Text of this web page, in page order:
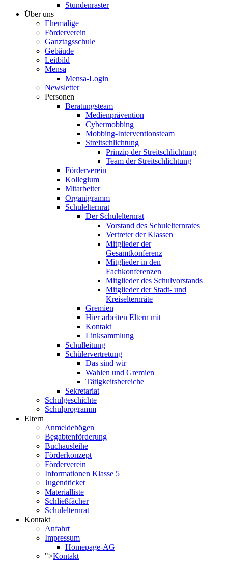
Stundenraster
Über uns
Ehemalige
Förderverein
Ganztagsschule
Gebäude
Leitbild
Mensa
Mensa-Login
Newsletter
Personen
Beratungsteam
Medienprävention
Cybermobbing
Mobbing-Interventionsteam
Streitschlichtung
Prinzip der Streitschlichtung
Team der Streitschlichtung
Förderverein
Kollegium
Mitarbeiter
Organigramm
Schulelternrat
Der Schulelternrat
Vorstand des Schulelternrates
Vertreter der Klassen
Mitglieder der
Gesamtkonferenz
Mitglieder in den
Fachkonferenzen
Mitglieder des Schulvorstands
Mitglieder der Stadt- und
Kreiselternräte
Gremien
Hier arbeiten Eltern mit
Kontakt
Linksammlung
Schulleitung
Schülervertretung
Das sind wir
Wahlen und Gremien
Tätigkeitsbereiche
Sekretariat
Schulgeschichte
Schulprogramm
Eltern
Anmeldebögen
Begabtenförderung
Buchausleihe
Förderkonzept
Förderverein
Informationen Klasse 5
Jugendticket
Materialliste
Schließfächer
Schulelternrat
Kontakt
Anfahrt
Impressum
Homepage-AG
">Kontakt